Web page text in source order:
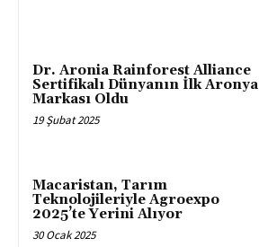
Dr. Aronia Rainforest Alliance
Sertifikalı Dünyanın İlk Aronya
Markası Oldu
19 Şubat 2025
Macaristan, Tarım
Teknolojileriyle Agroexpo
2025’te Yerini Alıyor
30 Ocak 2025